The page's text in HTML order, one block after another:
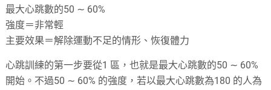
最大心跳數的50 ∼ 60%
強度＝非常輕
主要效果＝解除運動不足的情形、恢復體力
心跳訓練的第一步要從1 區，也就是最大心跳數的50 ∼ 60%
開始。不過50 ∼ 60% 的強度，若以最大心跳數為180 的人為